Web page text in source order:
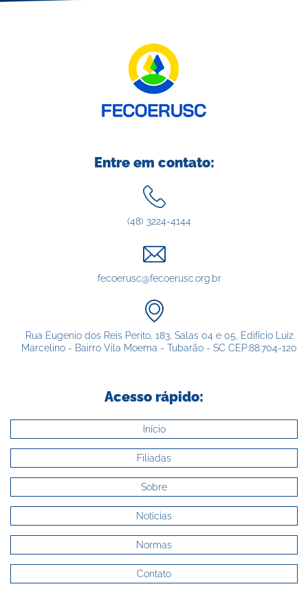
Entre em contato:
(48) 3224-4144
fecoerusc@fecoerusc.org.br
Rua Eugenio dos Reis Perito, 183, Salas 04 e 05, Edifício Luiz
Marcelino - Bairro Vila Moema - Tubarão - SC CEP:88.704-120
Acesso rápido:
Início
Filiadas
Sobre
Notícias
Normas
Contato